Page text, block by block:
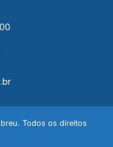
Todos os direitos